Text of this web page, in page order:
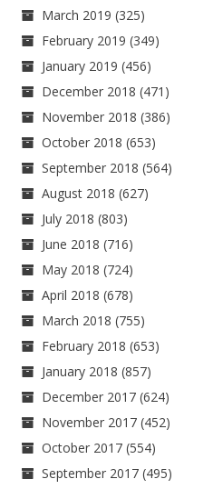
March 2019 (325)
February 2019 (349)
January 2019 (456)
December 2018 (471)
November 2018 (386)
October 2018 (653)
September 2018 (564)
August 2018 (627)
July 2018 (803)
June 2018 (716)
May 2018 (724)
April 2018 (678)
March 2018 (755)
February 2018 (653)
January 2018 (857)
December 2017 (624)
November 2017 (452)
October 2017 (554)
September 2017 (495)